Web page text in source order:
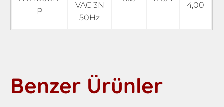
P
VAC 3N
50Hz
4,00
Benzer Ürünler